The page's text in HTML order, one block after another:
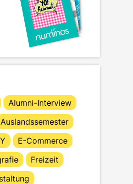
Alumni-Interview
Auslandssemester
E-Commerce
Freizeit